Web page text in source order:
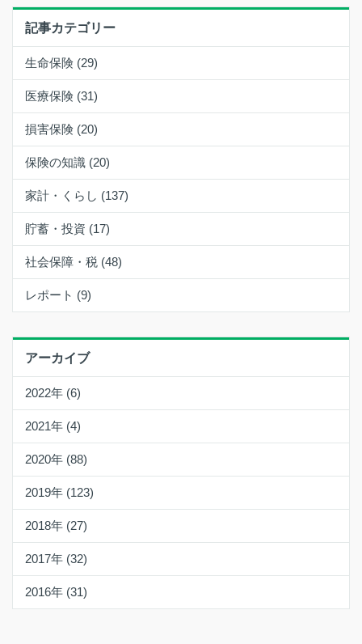
記事カテゴリー
生命保険 (29)
医療保険 (31)
損害保険 (20)
保険の知識 (20)
家計・くらし (137)
貯蓄・投資 (17)
社会保障・税 (48)
レポート (9)
アーカイブ
2022年 (6)
2021年 (4)
2020年 (88)
2019年 (123)
2018年 (27)
2017年 (32)
2016年 (31)